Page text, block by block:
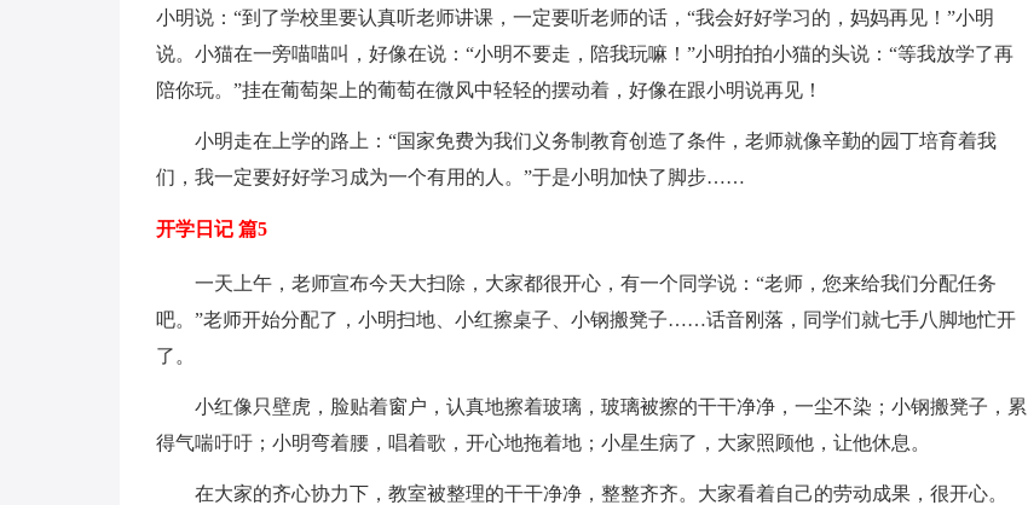
小明说：“到了学校里要认真听老师讲课，一定要听老师的话，“我会好好学习的，妈妈再见！”小明
说。小猫在一旁喵喵叫，好像在说：“小明不要走，陪我玩嘛！”小明拍拍小猫的头说：“等我放学了再
陪你玩。”挂在葡萄架上的葡萄在微风中轻轻的摆动着，好像在跟小明说再见！
小明走在上学的路上：“国家免费为我们义务制教育创造了条件，老师就像辛勤的园丁培育着我
们，我一定要好好学习成为一个有用的人。”于是小明加快了脚步……
开学日记 篇5
一天上午，老师宣布今天大扫除，大家都很开心，有一个同学说：“老师，您来给我们分配任务
吧。”老师开始分配了，小明扫地、小红擦桌子、小钢搬凳子……话音刚落，同学们就七手八脚地忙开
了。
小红像只壁虎，脸贴着窗户，认真地擦着玻璃，玻璃被擦的干干净净，一尘不染；小钢搬凳子，累
得气喘吁吁；小明弯着腰，唱着歌，开心地拖着地；小星生病了，大家照顾他，让他休息。
在大家的齐心协力下，教室被整理的干干净净，整整齐齐。大家看着自己的劳动成果，很开心。